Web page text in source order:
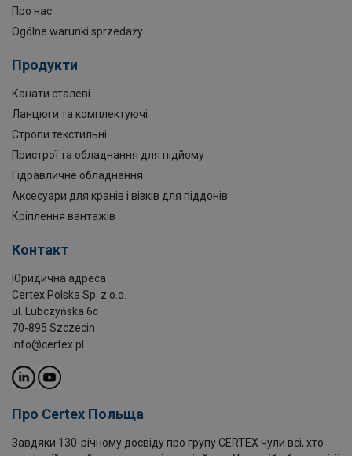
Про нас
Ogólne warunki sprzedaży
Продукти
Канати сталеві
Ланцюги та комплектуючі
Стропи текстильні
Пристрої та обладнання для підйому
Гідравличне обладнання
Аксесуари для кранів і візків для піддонів
Кріплення вантажів
Контакт
Юридична адреса
Certex Polska Sp. z o.o.
ul. Lubczyńska 6c
70-895 Szczecin
info@certex.pl
Про Certex Польща
Завдяки 130-річному досвіду про групу CERTEX чули всі, хто